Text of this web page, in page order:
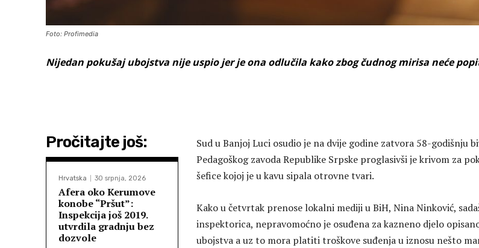
Foto: Profimedia
Nijedan pokušaj ubojstva nije uspio jer je ona odlučila kako zbog čudnog mirisa neće
Pročitajte još:
Hrvatska 30 srpnja, 2026
Afera oko Kerumove
konobe “Pršut”:
Inspekcija još 2019.
utvrdila gradnju bez
dozvole
Sud u Banjoj Luci osudio je na dvije godine zatvora 58-godišnju
Pedagoškog zavoda Republike Srpske proglasivši je krivom za
šefice kojoj je u kavu sipala otrovne tvari.
Kako u četvrtak prenose lokalni mediji u BiH, Nina Ninković,
inspektorica, nepravomoćno je osuđena za kazneno djelo
ubojstva a uz to mora platiti troškove suđenja u iznosu nešto